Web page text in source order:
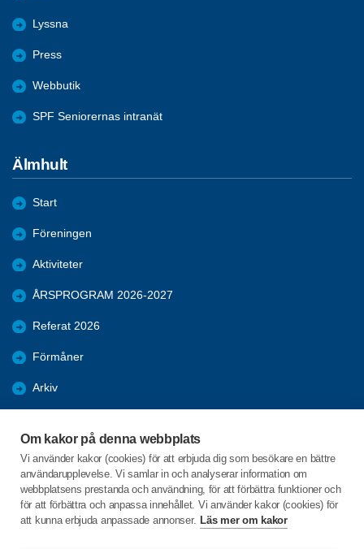
Om kakor på denna webbplats
Vi använder kakor (cookies) för att erbjuda dig som besökare en bättre
användarupplevelse. Vi samlar in och analyserar information om
webbplatsens prestanda och användning, för att förbättra funktioner och
för att förbättra och anpassa innehållet. Vi använder kakor (cookies) för
att kunna erbjuda anpassade annonser. Läs mer om kakor
Lyssna
Press
Webbutik
SPF Seniorernas intranät
Älmhult
Start
Föreningen
Aktiviteter
ÅRSPROGRAM 2026-2027
Referat 2026
Förmåner
Arkiv
RESOR
C/o:Birgitta Löfstedt